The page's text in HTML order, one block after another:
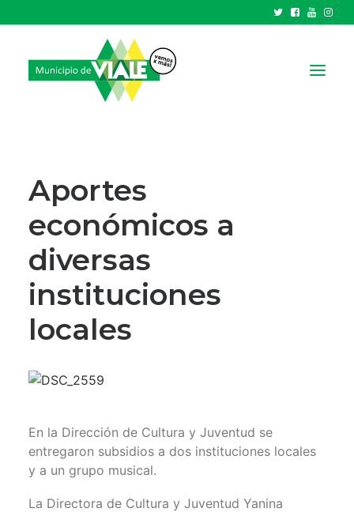
HCD
TRÁMITES Y SERVICIOS
CIUDAD
PARQUE INDUSTRIAL
RECAUDACIONES
Aportes
económicos a
diversas
instituciones
locales
En la Dirección de Cultura y Juventud se
entregaron subsidios a dos instituciones locales
y a un grupo musical.
La Directora de Cultura y Juventud Yanina